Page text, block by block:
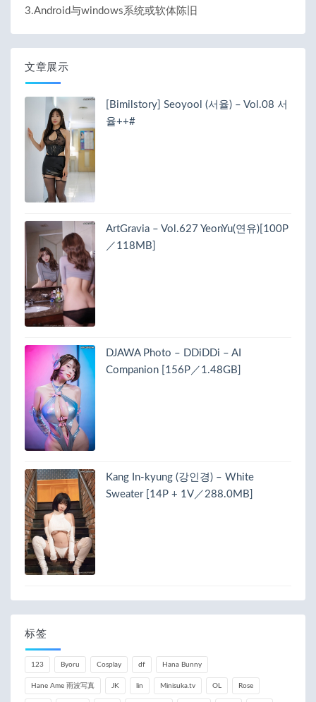
3.Android与windows系统或软体陈旧
文章展示
[Bimilstory] Seoyool (서율) – Vol.08 서
율++#
ArtGravia – Vol.627 YeonYu(연유)[100P
／118MB]
DJAWA Photo – DDiDDi – AI
Companion [156P／1.48GB]
Kang In-kyung (강인경) – White
Sweater [14P + 1V／288.0MB]
标签
123 Byoru Cosplay df Hana Bunny
Hane Ame 雨波写真 JK lin Minisuka.tv OL Rose